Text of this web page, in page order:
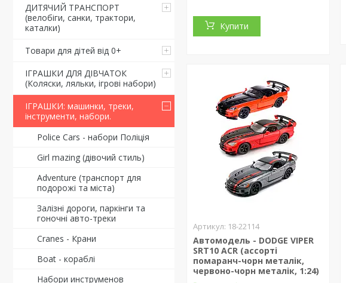
ДИТЯЧИЙ ТРАНСПОРТ
(велобіги, санки, трактори,
каталки)
Товари для дітей від 0+
ІГРАШКИ ДЛЯ ДІВЧАТОК
(Коляски, ляльки, ігрові набори)
ІГРАШКИ: машинки, треки,
інструменти, набори.
Police Cars - набори Поліція
Girl mazing (дівочий стиль)
Adventure (транспорт для
подорожі та міста)
Залізні дороги, паркінги та
гоночні авто-треки
Cranes - Крани
Boat - кораблі
Набори инструменов
Купити
18-22114
Автомодель - DODGE VIPER
SRT10 ACR (ассорті
помаранч-чорн металік,
червоно-чорн металік, 1:24)